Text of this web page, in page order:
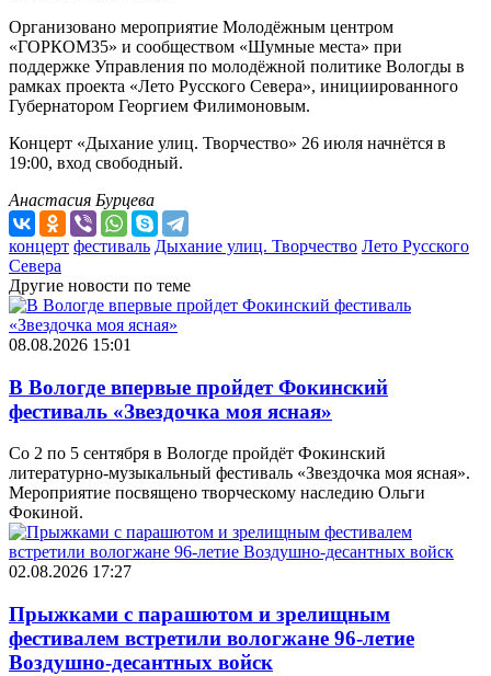
Организовано мероприятие Молодёжным центром
«ГОРКОМ35» и сообществом «Шумные места» при
поддержке Управления по молодёжной политике Вологды в
рамках проекта «Лето Русского Севера», инициированного
Губернатором Георгием Филимоновым.
Концерт «Дыхание улиц. Творчество» 26 июля начнётся в
19:00, вход свободный.
Анастасия Бурцева
концерт фестиваль Дыхание улиц. Творчество Лето Русского
Севера
Другие новости по теме
08.08.2026 15:01
В Вологде впервые пройдет Фокинский
фестиваль «Звездочка моя ясная»
Со 2 по 5 сентября в Вологде пройдёт Фокинский
литературно-музыкальный фестиваль «Звездочка моя ясная».
Мероприятие посвящено творческому наследию Ольги
Фокиной.
02.08.2026 17:27
Прыжками с парашютом и зрелищным
фестивалем встретили вологжане 96-летие
Воздушно-десантных войск